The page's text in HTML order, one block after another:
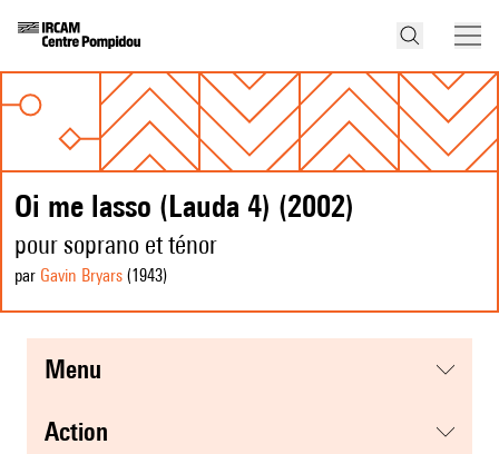
Oi me lasso (Lauda 4) (2002)
pour soprano et ténor
par Gavin Bryars (1943)
menu
action